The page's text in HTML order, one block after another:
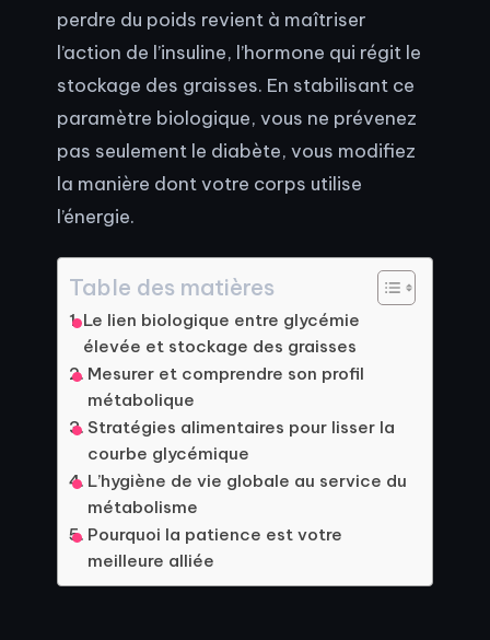
perdre du poids revient à maîtriser
l’action de l’insuline, l’hormone qui régit le
stockage des graisses. En stabilisant ce
paramètre biologique, vous ne prévenez
pas seulement le diabète, vous modifiez
la manière dont votre corps utilise
l’énergie.
Table des matières
Le lien biologique entre glycémie
élevée et stockage des graisses
Mesurer et comprendre son profil
métabolique
Stratégies alimentaires pour lisser la
courbe glycémique
L’hygiène de vie globale au service du
métabolisme
Pourquoi la patience est votre
meilleure alliée